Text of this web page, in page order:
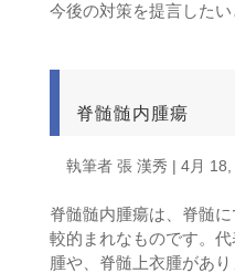
今後の対策を提言した
脊髄髄内腫瘍
執筆者 張 漢秀 | 4月
脊髄髄内腫瘍は、脊髄
較的まれなものです。
腫や、脊髄上衣腫があ